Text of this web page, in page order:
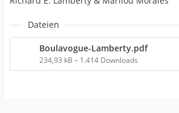
Dateien
Boulavogue-Lamberty.pdf
234,93 kB – 1.414 Downloads